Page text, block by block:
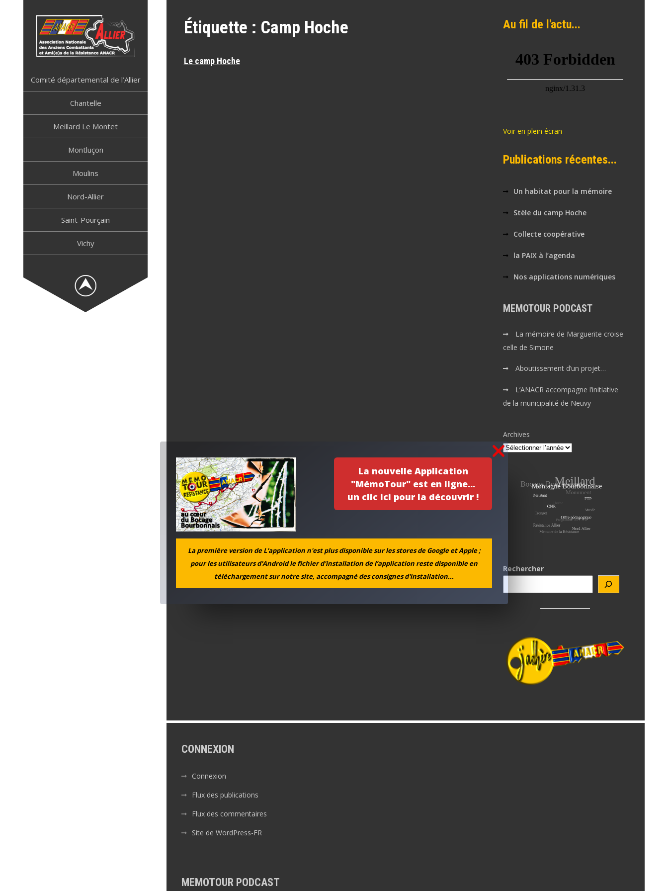
La nouvelle Application
"MémoTour" est en ligne...
un clic ici pour la découvrir !
La première version de L'application n'est plus disponible sur les stores de Google et Apple ;
pour les utilisateurs d'Android le fichier d'installation de l’application reste disponible en
téléchargement sur notre site, accompagné des consignes d'installation...
Comité départemental de l’Allier
Chantelle
Meillard Le Montet
Montluçon
Moulins
Nord-Allier
Saint-Pourçain
Vichy
Étiquette : Camp Hoche
Le camp Hoche
Au fil de l'actu...
Voir en plein écran
Publications récentes...
Un habitat pour la mémoire
Stèle du camp Hoche
Collecte coopérative
la PAIX à l’agenda
Nos applications numériques
MEMOTOUR PODCAST
La mémoire de Marguerite croise
celle de Simone
Aboutissement d’un projet…
L’ANACR accompagne l’initiative
de la municipalité de Neuvy
Archives
Rechercher
CONNEXION
Connexion
Flux des publications
Flux des commentaires
Site de WordPress-FR
MEMOTOUR PODCAST